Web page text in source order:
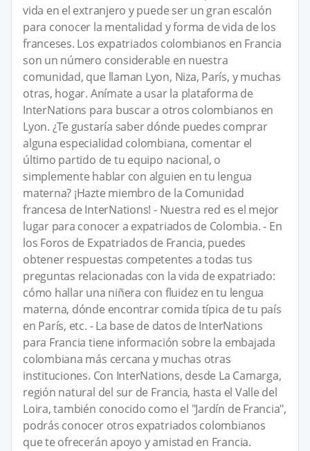
vida en el extranjero y puede ser un gran escalón
para conocer la mentalidad y forma de vida de los
franceses. Los expatriados colombianos en Francia
son un número considerable en nuestra
comunidad, que llaman Lyon, Niza, París, y muchas
otras, hogar. Anímate a usar la plataforma de
InterNations para buscar a otros colombianos en
Lyon. ¿Te gustaría saber dónde puedes comprar
alguna especialidad colombiana, comentar el
último partido de tu equipo nacional, o
simplemente hablar con alguien en tu lengua
materna? ¡Hazte miembro de la Comunidad
francesa de InterNations! - Nuestra red es el mejor
lugar para conocer a expatriados de Colombia. - En
los Foros de Expatriados de Francia, puedes
obtener respuestas competentes a todas tus
preguntas relacionadas con la vida de expatriado:
cómo hallar una niñera con fluidez en tu lengua
materna, dónde encontrar comida típica de tu país
en París, etc. - La base de datos de InterNations
para Francia tiene información sobre la embajada
colombiana más cercana y muchas otras
instituciones. Con InterNations, desde La Camarga,
región natural del sur de Francia, hasta el Valle del
Loira, también conocido como el "Jardín de Francia",
podrás conocer otros expatriados colombianos
que te ofrecerán apoyo y amistad en Francia.